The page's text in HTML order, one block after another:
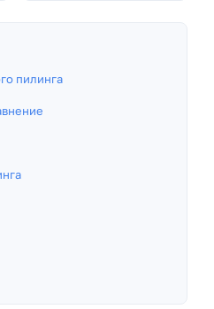
пилинга